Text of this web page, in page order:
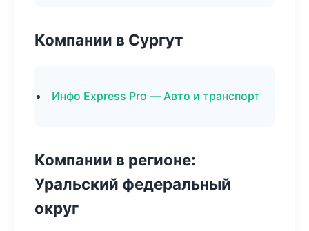
Компании в Сургут
Инфо Express Pro — Авто и транспорт
Компании в регионе:
Уральский федеральный
округ